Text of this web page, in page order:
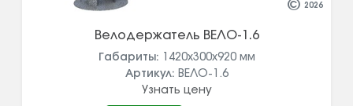
© 2026
Велодержатель ВЕЛО-1.6
Габариты: 1420х300х920 мм
Артикул: ВЕЛО-1.6
Узнать цену